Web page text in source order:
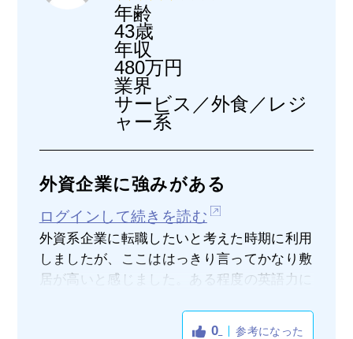
年齢
43歳
年収
480万円
業界
サービス／外食／レジ
ャー系
外資企業に強みがある
ログインして続きを読む
外資系企業に転職したいと考えた時期に利用
しましたが、ここははっきり言ってかなり敷
居が高いと感じました。ある程度の英語力に
0 参考になった